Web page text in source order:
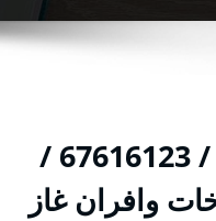
تصليح طباخات القرين / 67616123 /
وافران غاز